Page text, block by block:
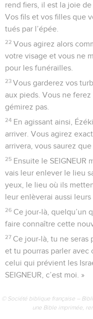
rend fiers, il est la joie
Vos fils et vos filles que
tués par l’épée.
22 Vous agirez alors
votre visage et vous ne
pour les funérailles.
23 Vous garderez vos
aux pieds. Vous ne
gémirez pas.
24 En agissant ainsi,
arriver. Vous agirez
arrivera, vous saurez
25 Ensuite le SEIGNEUR
vais leur enlever le lieu
yeux, le lieu où ils
leur enlèverai aussi leurs
26 Ce jour-là, quelqu’un
faire connaître cette
27 Ce jour-là, tu ne seras
et tu pourras parler avec
celui qui prévient les
SEIGNEUR, c’est moi. »
© Société biblique française –
une Bible imprimée,